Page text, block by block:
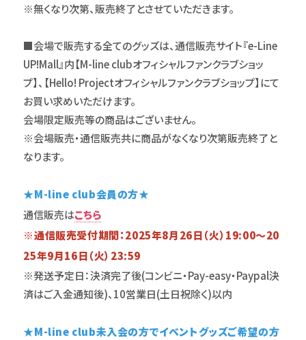
※無くなり次第、販売終了とさせていただきます。
■会場で販売する全てのグッズは、通信販売サイト『e-Line
UP!Mall』内【M-line clubオフィシャルファンクラブショッ
プ】、【Hello! Projectオフィシャルファンクラブショップ】にて
お買い求めいただけます。
会場限定販売等の商品はございません。
※会場販売・通信販売共に商品がなくなり次第販売終了と
なります。
★M-line club会員の方★
通信販売はこちら
※通信販売受付期間：2025年8月26日（火）19:00～20
25年9月16日（火）23:59
※発送予定日：決済完了後(コンビニ・Pay-easy・Paypal決
済はご入金通知後)、10営業日(土日祝除く)以内
★M-line club未入会の方でイベントグッズご希望の方